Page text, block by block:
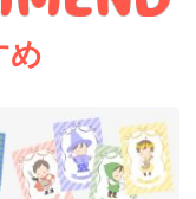
め